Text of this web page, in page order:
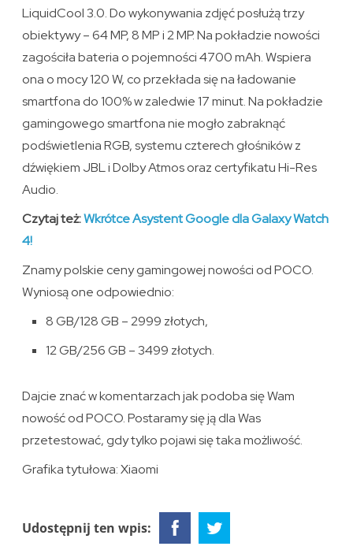
LiquidCool 3.0. Do wykonywania zdjęć posłużą trzy
obiektywy – 64 MP, 8 MP i 2 MP. Na pokładzie nowości
zagościła bateria o pojemności 4700 mAh. Wspiera
ona o mocy 120 W, co przekłada się na ładowanie
smartfona do 100% w zaledwie 17 minut. Na pokładzie
gamingowego smartfona nie mogło zabraknąć
podświetlenia RGB, systemu czterech głośników z
dźwiękiem JBL i Dolby Atmos oraz certyfikatu Hi-Res
Audio.
Czytaj też:Wkrótce Asystent Google dla Galaxy Watch
4!
Znamy polskie ceny gamingowej nowości od POCO.
Wyniosą one odpowiednio:
8 GB/128 GB – 2999 złotych,
12 GB/256 GB – 3499 złotych.
Dajcie znać w komentarzach jak podoba się Wam
nowość od POCO. Postaramy się ją dla Was
przetestować, gdy tylko pojawi się taka możliwość.
Grafika tytułowa: Xiaomi
Udostępnij ten wpis: